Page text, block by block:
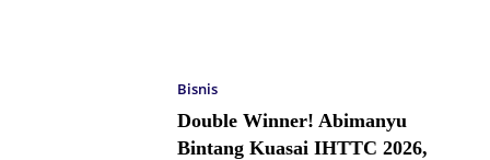
Bisnis
Double Winner! Abimanyu
Bintang Kuasai IHTTC 2026,